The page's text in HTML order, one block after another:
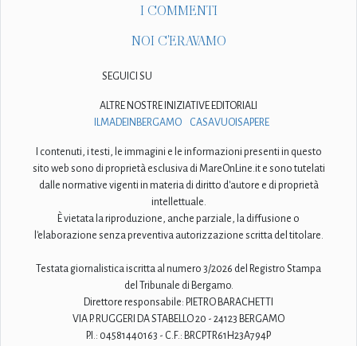
I COMMENTI
NOI C'ERAVAMO
SEGUICI SU
ALTRE NOSTRE INIZIATIVE EDITORIALI
ILMADEINBERGAMO
CASAVUOISAPERE
I contenuti, i testi, le immagini e le informazioni presenti in questo
sito web sono di proprietà esclusiva di MareOnLine.it e sono tutelati
dalle normative vigenti in materia di diritto d'autore e di proprietà
intellettuale.
È vietata la riproduzione, anche parziale, la diffusione o
l'elaborazione senza preventiva autorizzazione scritta del titolare.
Testata giornalistica iscritta al numero 3/2026 del Registro Stampa
del Tribunale di Bergamo.
Direttore responsabile: PIETRO BARACHETTI
VIA P. RUGGERI DA STABELLO 20 - 24123 BERGAMO
P.I.: 04581440163 - C.F.: BRCPTR61H23A794P